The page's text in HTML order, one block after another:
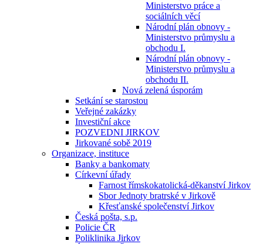
Ministerstvo práce a
sociálních věcí
Národní plán obnovy -
Ministerstvo průmyslu a
obchodu I.
Národní plán obnovy -
Ministerstvo průmyslu a
obchodu II.
Nová zelená úsporám
Setkání se starostou
Veřejné zakázky
Investiční akce
POZVEDNI JIRKOV
Jirkované sobě 2019
Organizace, instituce
Banky a bankomaty
Církevní úřady
Farnost římskokatolická-děkanství Jirkov
Sbor Jednoty bratrské v Jirkově
Křesťanské společenství Jirkov
Česká pošta, s.p.
Policie ČR
Poliklinika Jirkov